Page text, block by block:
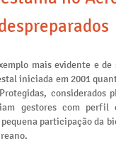
mais evidente e
iniciada em 2001
considerados
gestores com perfil
participação da